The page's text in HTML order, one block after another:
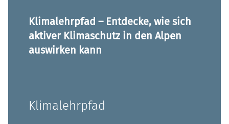
Klimalehrpfad – Entdecke, wie sich
aktiver Klimaschutz in den Alpen
auswirken kann
Klimalehrpfad